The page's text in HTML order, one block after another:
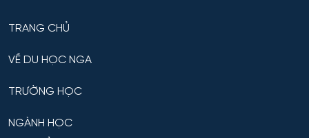
TRANG CHỦ
VỀ DU HỌC NGA
TRƯỜNG HỌC
NGÀNH HỌC